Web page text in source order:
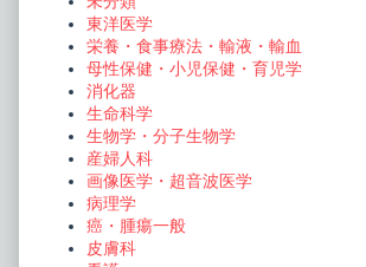
東洋医学
栄養・食事療法・輸液・輸血
母性保健・小児保健・育児学
消化器
生命科学
生物学・分子生物学
産婦人科
画像医学・超音波医学
病理学
癌・腫瘍一般
皮膚科